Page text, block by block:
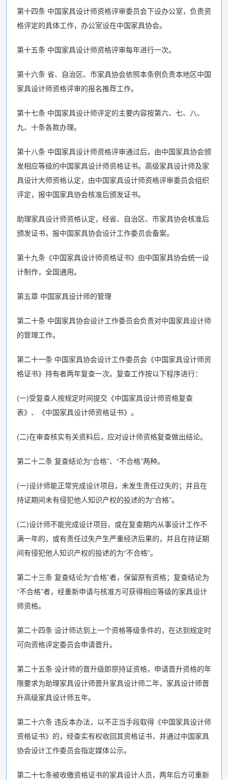
第十四条 中国家具设计师资格评审委员会下设办公室，负责资
格评定的具体工作，办公室设在中国家具协会。
第十五条 中国家具设计师资格评审每年进行一次。
第十六条 省、自治区、市家具协会依照本条例负责本地区中国
家具设计师资格评审的报名推荐工作。
第十七条 中国家具设计师评定的主要内容按第六、七、八、
九、十条各款办理。
第十八条 中国家具设计师资格评审通过后，由中国家具协会颁
发相应等级的中国家具设计师资格证书。高级家具设计师及家
具设计大师资格认定，由中国家具设计师资格评审委员会组织
评定，报中国家具协会核准后颁发证书。
助理家具设计师资格认定，经省、自治区、市家具协会核准后
颁发证书，报中国家具协会设计工作委员会备案。
第十九条《中国家具设计师资格证书》由中国家具协会统一设
计制作，全国通用。
第五章 中国家具设计师的管理
第二十条 中国家具协会设计工作委员会负责对中国家具设计师
的管理工作。
第二十一条 中国家具协会设计工作委员会《中国家具设计师资
格证书》持有者两年复查一次。复查工作按以下程序进行：
(一)受复查人按规定时间提交《中国家具设计师资格复查
表》、《中国家具设计师资格证书》。
(二)在审查核实有关资料后，应对设计师资格复查做出结论。
第二十二条 复查结论为“合格”、“不合格”两种。
(一)设计师能正常完成设计项目，未发生责任过失的；并且在
持证期间未有侵犯他人知识产权的投述的为“合格”。
(二)设计师不能完成设计项目，或在复查期内从事设计工作不
满一年的，或有责任过失产生严重经济后果的，并且在持证期
间有侵犯他人知识产权的投述的为“不合格”。
第二十三条 复查结论为“合格”者，保留原有资格；复查结论为
“不合格”者，经重新申请与核准方可获得相应等级的家具设计
师资格。
第二十四条 设计师达到上一个资格等级条件的，在达到规定时
可向资格评定委员会申请晋升。
第二十五条 设计师的晋升级即原持证资格，申请晋升资格的年
限要求为助理家具设计师晋升家具设计师二年，家具设计师晋
升高级家具设计师五年。
第二十六条 违反本办法，以不正当手段取得《中国家具设计师
资格证书》的，经查实有权收回其资格证书，并通过中国家具
协会设计工作委员会指定媒体公示。
第二十七条被收缴资格证书的家具设计人员，两年后方可重新